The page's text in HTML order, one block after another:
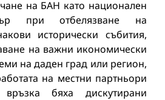
на БАН като национален
при отбелязване на
исторически събития,
на важни икономически
на даден град или регион,
на местни партньори
бяха дискутирани